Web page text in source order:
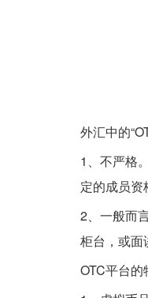
外汇中的
1、不严格
定的成员资
2、一般而
柜台，或面
OTC平台的